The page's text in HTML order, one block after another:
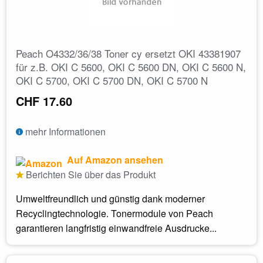
Peach O4332/36/38 Toner cy ersetzt OKI 43381907
für z.B. OKI C 5600, OKI C 5600 DN, OKI C 5600 N,
OKI C 5700, OKI C 5700 DN, OKI C 5700 N
CHF 17.60
mehr Informationen
Auf Amazon ansehen
Berichten Sie über das Produkt
Umweltfreundlich und günstig dank moderner
Recyclingtechnologie. Tonermodule von Peach
garantieren langfristig einwandfreie Ausdrucke...